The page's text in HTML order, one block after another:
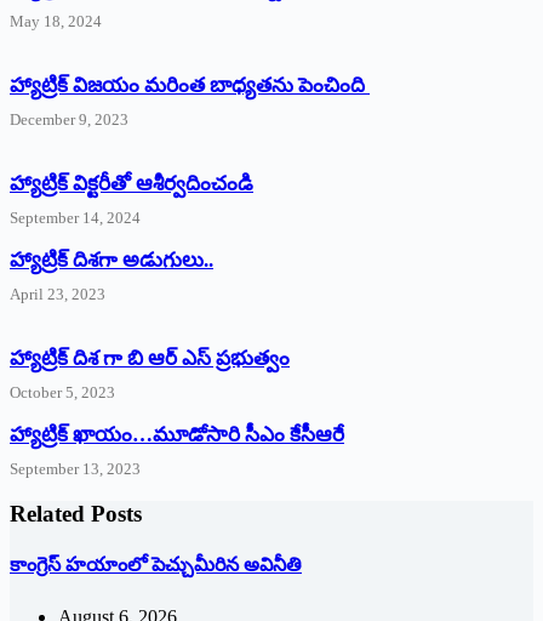
May 18, 2024
హ్యాట్రిక్ విజయం మరింత బాధ్యతను పెంచింది
December 9, 2023
హ్యాట్రిక్‌ ‌విక్టరీతో ఆశీర్వదించండి
September 14, 2024
‌హ్యాట్రిక్‌ ‌దిశగా అడుగులు..
April 23, 2023
హ్యాట్రిక్ దిశ గా బి ఆర్ ఎస్ ప్రభుత్వం
October 5, 2023
హ్యాట్రిక్‌ ‌ఖాయం…మూడోసారి సీఎం కేసీఆరే
September 13, 2023
Related Posts
కాంగ్రెస్ హయాంలో పెచ్చుమీరిన అవినీతి
August 6, 2026